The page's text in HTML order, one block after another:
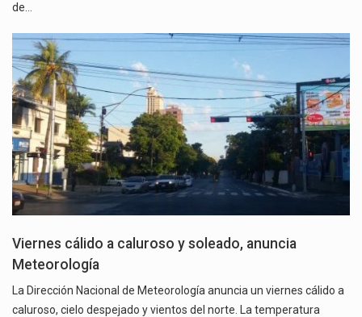
de…
Viernes cálido a caluroso y soleado, anuncia
Meteorología
La Dirección Nacional de Meteorología anuncia un viernes cálido a
caluroso, cielo despejado y vientos del norte. La temperatura